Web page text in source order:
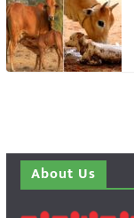
About Us